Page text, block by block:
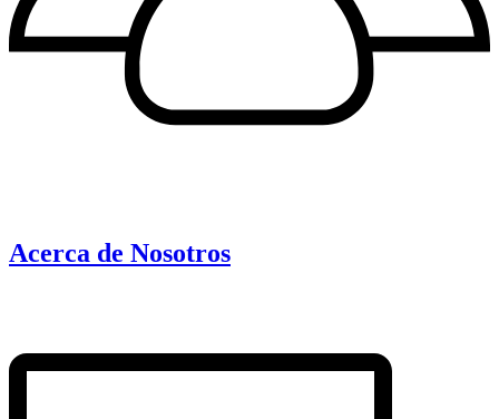
Acerca de Nosotros